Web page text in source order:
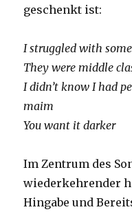
geschenkt ist:
I struggled with
They were middle
I didn’t know I had
maim
You want it darker
Im Zentrum des
wiederkehrender
Hingabe und